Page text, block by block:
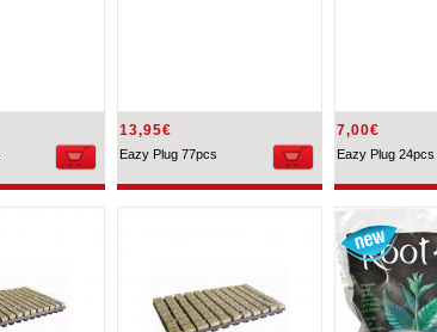
13,95€
Eazy Plug 77pcs
7,00€
Eazy Plug 24pcs